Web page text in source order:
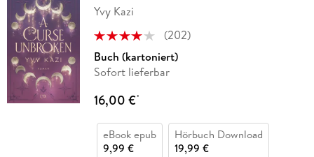
Yvy Kazi
(202)
Buch (kartoniert)
Sofort lieferbar
16,00 €*
eBook epub
9,99 €
Hörbuch Download
19,99 €